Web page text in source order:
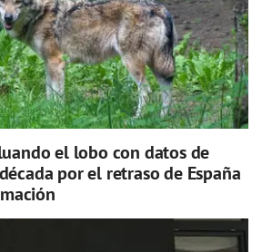
el lobo con datos de
por el retraso de España